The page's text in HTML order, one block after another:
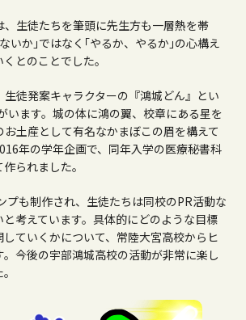
生徒たちを筆頭に先生方も一層熱を帯
いか｣ではなく｢やるか、やるか｣の心構え
とのことでした。
徒発案キャラクターの『鴻城どん』とい
います。城の体に鴻の翼、校章にある星を
土産として有名なかまぼこの眉を構えて
年の学年企画で、同年入学の医療秘書科
られました。
プも制作され、生徒たちは同校のPR活動な
と考えています。具体的にどのような目標
ていくかについて、常陸大宮高校からヒ
。今後の宇部鴻城高校の活動が非常に楽し